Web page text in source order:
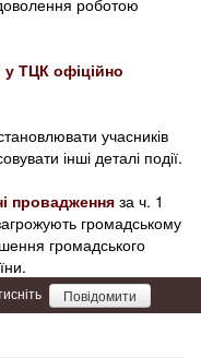
ТЦК офіційно
учасників
інші деталі події.
провадження за ч. 1
громадському
громадського
Повідомити